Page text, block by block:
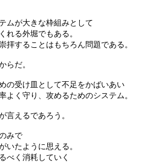
ムが大きな枠組みとして
れる外堀でもある。
拝することはもちろん問題である。
らだ。
の受け皿として不足をかばいあい
よく守り、攻めるためのシステム。
言えるであろう。
みで
いたように思える。
べく消耗していく